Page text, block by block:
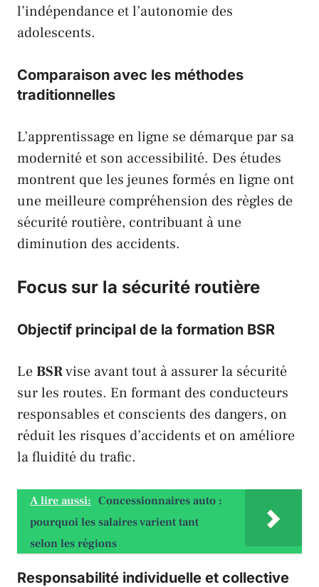
l’indépendance et l’autonomie des
adolescents.
Comparaison avec les méthodes
traditionnelles
L’apprentissage en ligne se démarque par sa
modernité et son accessibilité. Des études
montrent que les jeunes formés en ligne ont
une meilleure compréhension des règles de
sécurité routière, contribuant à une
diminution des accidents.
Focus sur la sécurité routière
Objectif principal de la formation BSR
LeBSRvise avant tout à assurer la sécurité
sur les routes. En formant des conducteurs
responsables et conscients des dangers, on
réduit les risques d’accidents et on améliore
la fluidité du trafic.
A lire aussi: Concessionnaires auto :
pourquoi les salaires varient tant
selon les régions
Responsabilité individuelle et collective